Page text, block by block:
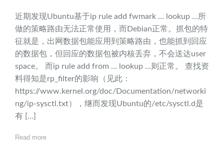
近期发现Ubuntu基于ip rule add fwmark … lookup …所
做的策略路由无法正常使用，而Debian正常。抓包的特
征就是，出网数据包能应用到策略路由，也能抓到回应
的数据包，但回应的数据包被内核丢弃，不会送达user
space。 而ip rule add from … lookup …则正常。 查找资
料得知是rp_filter的影响（见此：
https://www.kernel.org/doc/Documentation/networki
ng/ip-sysctl.txt），继而发现Ubuntu的/etc/sysctl.d是
有 […]
Read more